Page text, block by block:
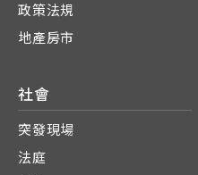
政策法規
地產房市
社會
突發現場
法庭